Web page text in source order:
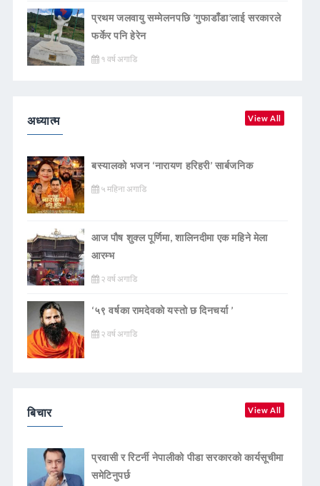
प्रथम जलवायु सम्मेलनपछि ‘गुफाडाँडा’लाई सरकारले
फर्केर पनि हेरेन
१ वर्ष अगाडि
अध्यात्म View All
बस्यालको भजन ‘नारायण हरिहरी’ सार्बजनिक
५ महिना अगाडि
आज पौष शुक्ल पूर्णिमा, शालिनदीमा एक महिने मेला
आरम्भ
२ वर्ष अगाडि
‘५९ वर्षका रामदेवकाे यस्ताे छ दिनचर्या ’
२ वर्ष अगाडि
बिचार View All
प्रवासी र रिटर्नी नेपालीको पीडा सरकारको कार्यसूचीमा
समेटिनुपर्छ